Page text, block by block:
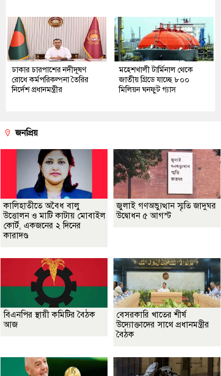
ঢাকার চারপাশের নদীদূষণ
রোধে কর্মপরিকল্পনা তৈরির
নির্দেশ প্রধানমন্ত্রীর
মহেশখালী টার্মিনাল থেকে
জাতীয় গ্রিডে যাচ্ছে ৮০০
মিলিয়ন ঘনফুট গ্যাস
জনপ্রিয়
কালিহাতীতে অবৈধ বালু
উত্তোলন ও মাটি কাটায় মোবাইল
কোর্ট, একজনের ২ দিনের
কারাদণ্ড
জুলাই গণঅভ্যুত্থান স্মৃতি জাদুঘর
উদ্বোধন ৫ আগস্ট
বিএনপির স্থায়ী কমিটির বৈঠক
আজ
বেসরকারি খাতের শীর্ষ
উদ্যোক্তাদের সাথে প্রধানমন্ত্রীর
বৈঠক